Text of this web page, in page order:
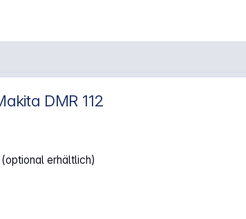
DMR 112
erhältlich)